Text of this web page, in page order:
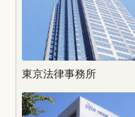
親子交流（面会交流）の拒否を理由に養育費は払わなくても良い？
親子交流（面会交流）のルール | 頻度やプレゼントなどの例
養育費の調停とは？流れや聞かれることなど押さえておくべきポイント
養育費の増額請求はできる？認められるケースや手続きの流れを解説
東京法律事務所